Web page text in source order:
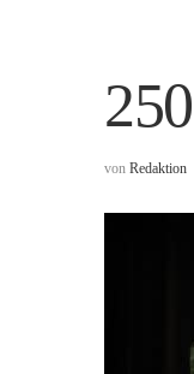
von Redaktion